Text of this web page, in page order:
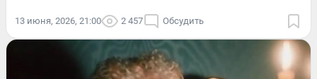
13 июня, 2026, 21:00 2 457 Обсудить